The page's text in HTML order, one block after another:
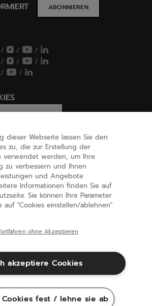
ABONNIEREN
/ /
/
/ /
/
/ /
Cookies
dieser Webseite lassen Sie den
zu, die zur Erstellung der
verwendet werden, um Ihre
zu verbessern und Ihnen
und Angebote
Informationen finden Sie auf
Sie können Ihre Parameter
auf "Cookies einstellen/ablehnen"
ohne Akzeptieren
akzeptiere Cookies
fest / lehne sie ab